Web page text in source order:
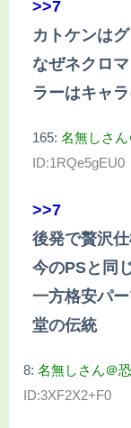
>>7
カトケンは
なぜネクロ
ラーはキャ
165: 名無しさ
ID:1RQe5gEU0
>>7
後発で贅沢
今のPSと同
一方格安パ
堂の伝統
8: 名無しさん＠
ID:3XF2X2+F0